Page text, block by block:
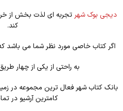
دیجی بوک شهر تجربه ای لذت بخش از
کند.
اگر کتاب خاصی مورد نظر شما می باشد که
به راحتی از یکی از چهار
بانک کتاب شهر فعال ترین مجموعه در
کامترین آرشیو در